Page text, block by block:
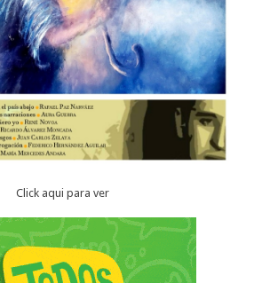
Click aqui para ver